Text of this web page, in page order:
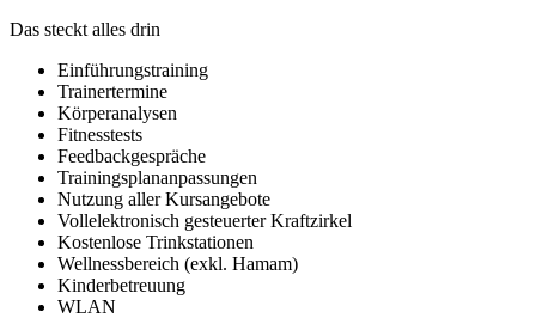
Das steckt alles drin
Einführungstraining
Trainertermine
Körperanalysen
Fitnesstests
Feedbackgespräche
Trainingsplananpassungen
Nutzung aller Kursangebote
Vollelektronisch gesteuerter Kraftzirkel
Kostenlose Trinkstationen
Wellnessbereich (exkl. Hamam)
Kinderbetreuung
WLAN